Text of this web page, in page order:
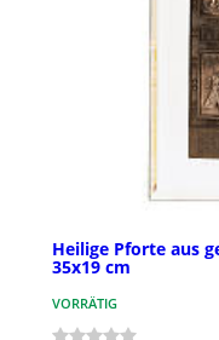
Heilige Pforte aus
35x19 cm
VORRÄTIG